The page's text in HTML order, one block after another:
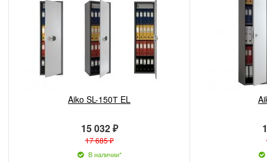
Aiko SL-150Т EL
15 032 ₽
17 685 ₽
В наличии*